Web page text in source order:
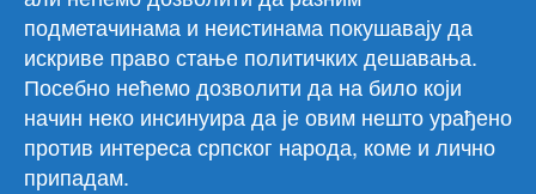
подметачинама и неистинама покушавају да
искриве право стање политичких дешавања.
Посебно нећемо дозволити да на било који
начин неко инсинуира да је овим нешто урађено
против интереса српског народа, коме и лично
припадам.